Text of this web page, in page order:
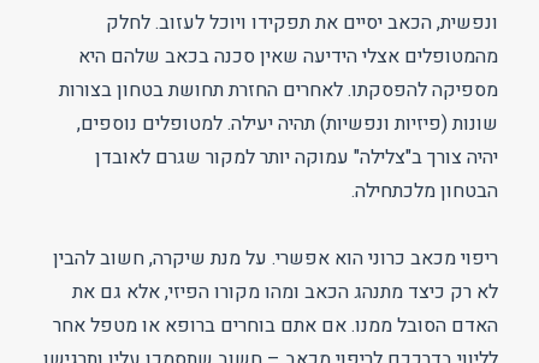
ונפשית, הכאב יסיים את תפקידו ויוכל לעזוב. לחלק
מהמטופלים אצלי הידיעה שאין סכנה בכאב שלהם היא
מספיקה להפסקתו. לאחרים החזרת תחושת בטחון בצורות
שונות (פיזיות ונפשיות) תהיה יעילה. למטופלים נוספים,
יהיה צורך ב"צלילה" עמוקה יותר למקור שגרם לאובדן
הבטחון מלכתחילה.
ריפוי מכאב כרוני הוא אפשרי. על מנת שיקרה, חשוב להבין
לא רק כיצד מתנהג הכאב ומהו מקורו הפיזי, אלא גם את
האדם הסובל ממנו. אם אתם בוחרים ברופא או מטפל אחר